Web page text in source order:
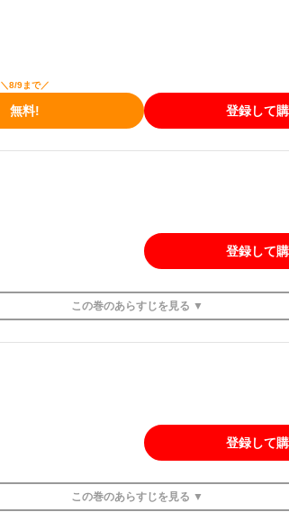
＼8/9まで／
無料! 登録して
登録して
この巻のあらすじを 見る ▼
登録して
この巻のあらすじを 見る ▼